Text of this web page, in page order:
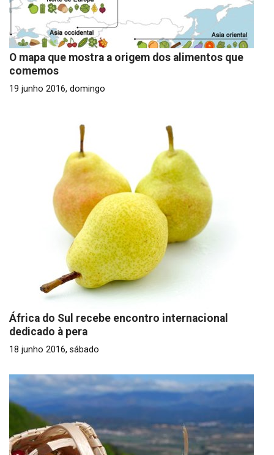
O mapa que mostra a origem dos alimentos que
comemos
19 junho 2016, domingo
África do Sul recebe encontro internacional
dedicado à pera
18 junho 2016, sábado